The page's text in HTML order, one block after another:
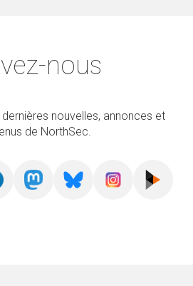
nous
nouvelles, annonces et
de NorthSec.